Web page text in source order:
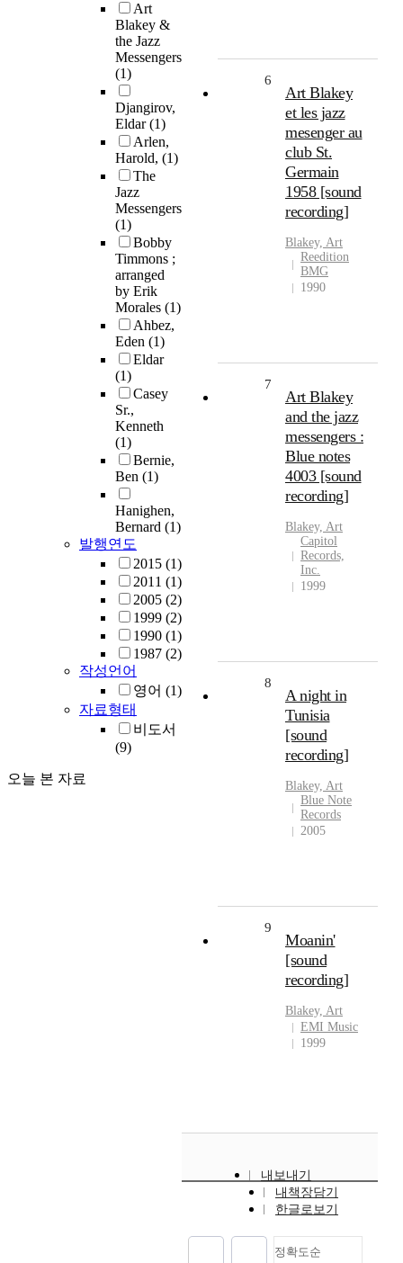
Art
Blakey &
the Jazz
Messengers
(1)
Djangirov,
Eldar(1)
Arlen,
Harold, (1)
The
Jazz
Messengers
(1)
Bobby
Timmons ;
arranged
by Erik
Morales (1)
Ahbez,
Eden (1)
Eldar
(1)
Casey
Sr.,
Kenneth
(1)
Bernie,
Ben (1)
Hanighen,
Bernard (1)
발행연도
2015 (1)
2011 (1)
2005 (2)
1999 (2)
1990 (1)
1987 (2)
작성언어
영어 (1)
자료형태
비도서
(9)
오늘 본 자료
6
Art Blakey
et les jazz
mesenger au
club St.
Germain
1958 [sound
recording]
Blakey, Art
Reedition
BMG
1990
7
Art Blakey
and the jazz
messengers :
Blue notes
4003 [sound
recording]
Blakey, Art
Capitol
Records,
Inc.
1999
8
A night in
Tunisia
[sound
recording]
Blakey, Art
Blue Note
Records
2005
9
Moanin'
[sound
recording]
Blakey, Art
EMI Music
1999
내보내기
내책장담기
한글로보기
정확도순